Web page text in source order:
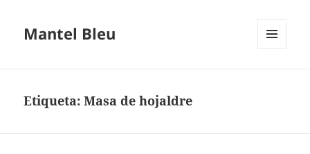
Mantel Bleu
Etiqueta:Masa de hojaldre